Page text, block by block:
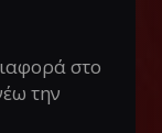
στο
την